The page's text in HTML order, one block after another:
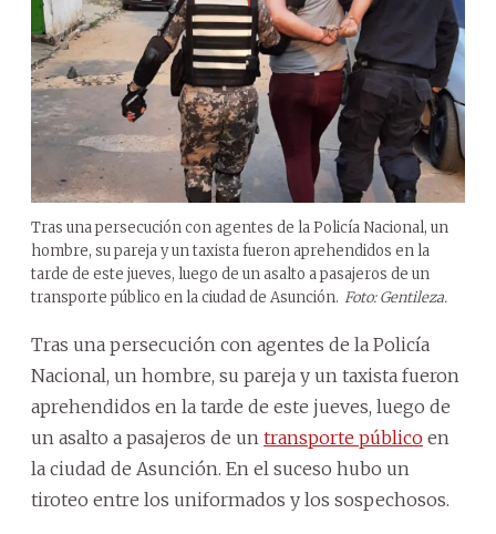
Tras una persecución con agentes de la Policía Nacional, un
hombre, su pareja y un taxista fueron aprehendidos en la
tarde de este jueves, luego de un asalto a pasajeros de un
transporte público en la ciudad de Asunción. Foto: Gentileza.
Tras una persecución con agentes de la Policía
Nacional, un hombre, su pareja y un taxista fueron
aprehendidos en la tarde de este jueves, luego de
un asalto a pasajeros de un transporte público en
la ciudad de Asunción. En el suceso hubo un
tiroteo entre los uniformados y los sospechosos.